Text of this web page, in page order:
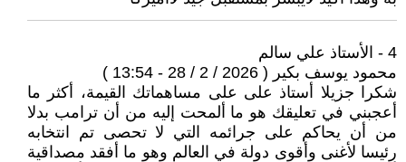
4 - الأستاذ علي سالم
محمود يوسف بكير ( 2026 / 2 / 28 - 13:54 )
شكرا جزيلا أستاذ على على مساهماتك القيمة، أكثر ما
أعجبني في تعليقك هو ما ألمحت إليه من أن ترامب بدلا
من أن يحاكم على جرائمه التي لا تحصى تم انتخابه
رئيسا لأغنى وأقوى دولة في العالم وهو ما أفقد مصداقية